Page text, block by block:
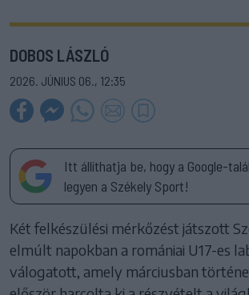
DOBOS LÁSZLÓ
2026. JÚNIUS 06., 12:35
Itt állíthatja be, hogy a Google-
legyen a Székely Sport!
Két felkészülési mérkőzést játszott
elmúlt napokban a romániai U17-es
válogatott, amely márciusban